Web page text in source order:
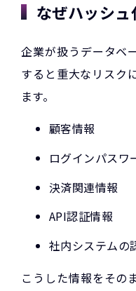
なぜハッシ
企業が扱うデータベ
すると重大なリスク
ます。
顧客情報
ログインパスワ
決済関連情報
API認証情報
社内システムの
こうした情報をその